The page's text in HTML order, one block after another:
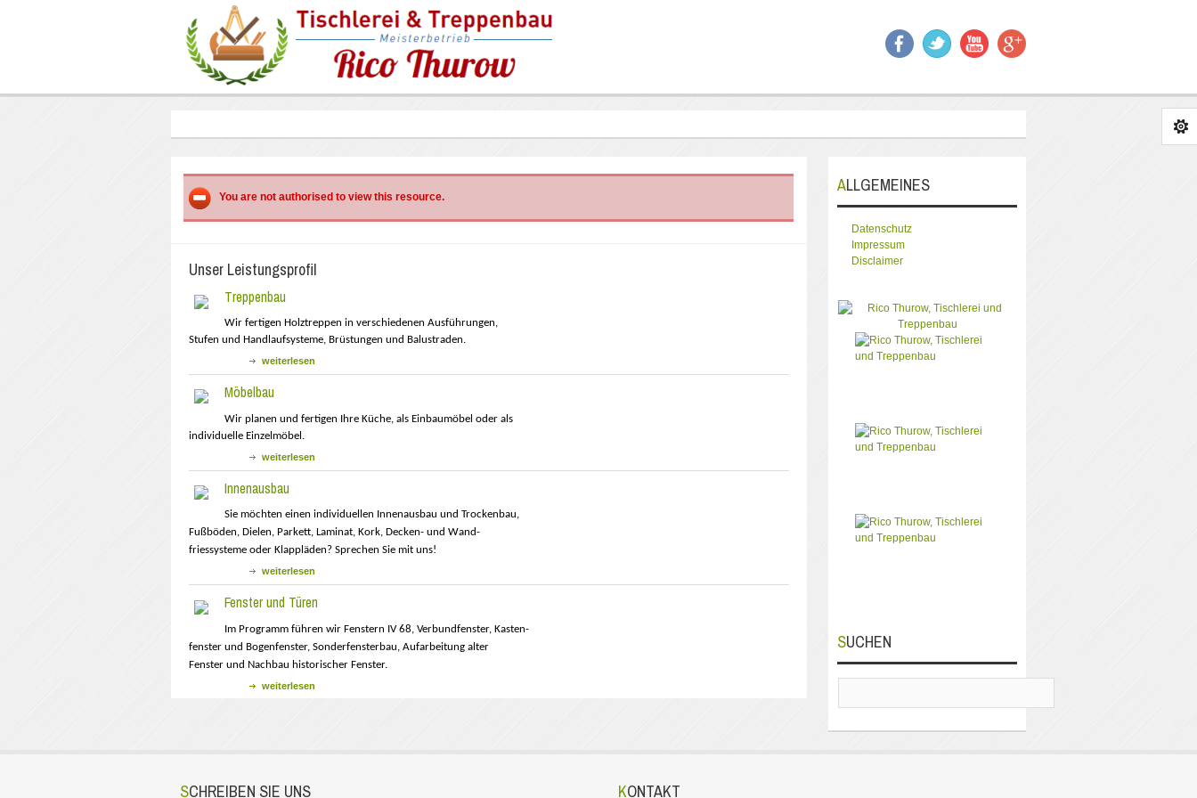
You are not authorised to view this resource.
Unser Leistungsprofil
Treppenbau
Wir fertigen Holztreppen in verschiedenen Ausführungen,
Stufen und Handlaufsysteme, Brüstungen und Balustraden.
weiterlesen
Möbelbau
Wir planen und fertigen Ihre Küche, als Einbaumöbel oder als
individuelle Einzelmöbel.
weiterlesen
Innenausbau
Sie möchten einen individuellen Innenausbau und Trockenbau,
Fußböden, Dielen, Parkett, Laminat, Kork, Decken- und Wand-
friessysteme oder Klappläden? Sprechen Sie mit uns!
weiterlesen
Fenster und Türen
Im Programm führen wir Fenstern IV 68, Verbundfenster, Kasten-
fenster und Bogenfenster, Sonderfensterbau, Aufarbeitung alter
Fenster und Nachbau historischer Fenster.
weiterlesen
ALLGEMEINES
Datenschutz
Impressum
Disclaimer
SUCHEN
SCHREIBEN SIE UNS KONTAKT